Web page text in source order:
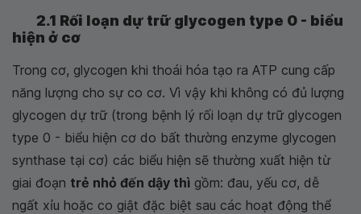
2.1 Rối loạn dự trữ glycogen type 0 - biểu
hiện ở cơ
Trong cơ, glycogen khi thoái hóa tạo ra ATP cung cấp
năng lượng cho sự co cơ. Vì vậy khi không có đủ lượng
glycogen dự trữ (trong bệnh lý rối loạn dự trữ glycogen
type 0 - biểu hiện cơ do bất thường enzyme glycogen
synthase tại cơ) các biểu hiện sẽ thường xuất hiện từ
giai đoạn trẻ nhỏ đến dậy thì gồm: đau, yếu cơ, dễ
ngất xỉu hoặc co giật đặc biệt sau các hoạt động thể